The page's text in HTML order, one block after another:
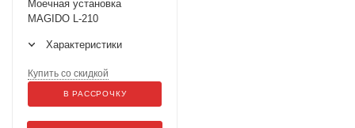
Моечная установка
MAGIDO L-210
Характеристики
Купить со скидкой
В РАССРОЧКУ